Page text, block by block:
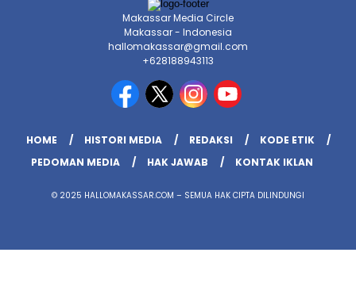
Makassar Media Circle
Makassar - Indonesia
hallomakassar@gmail.com
+628188943113
HOME HISTORI MEDIA REDAKSI
KODE ETIK
PEDOMAN MEDIA
HAK JAWAB KONTAK IKLAN
© 2025 HALLOMAKASSAR.COM – SEMUA HAK CIPTA DILINDUNGI